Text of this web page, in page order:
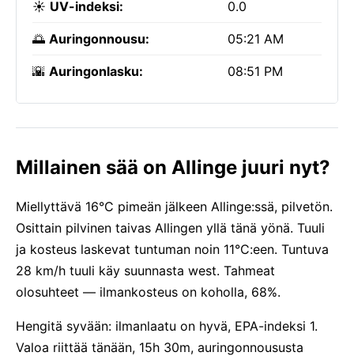
☀️ UV-indeksi: 0.0
🌅 Auringonnousu: 05:21 AM
🌇 Auringonlasku: 08:51 PM
Millainen sää on Allinge juuri nyt?
Miellyttävä 16°C pimeän jälkeen Allinge:ssä, pilvetön.
Osittain pilvinen taivas Allingen yllä tänä yönä. Tuuli
ja kosteus laskevat tuntuman noin 11°C:een. Tuntuva
28 km/h tuuli käy suunnasta west. Tahmeat
olosuhteet — ilmankosteus on koholla, 68%.
Hengitä syvään: ilmanlaatu on hyvä, EPA-indeksi 1.
Valoa riittää tänään, 15h 30m, auringonnoususta